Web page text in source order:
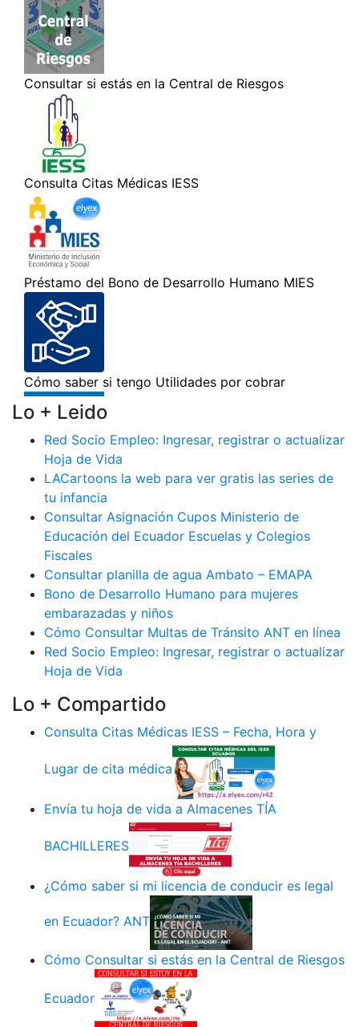
Lo + Leido
Red Socio Empleo: Ingresar, registrar o actualizar
Hoja de Vida
LACartoons la web para ver gratis las series de
tu infancia
Consultar Asignación Cupos Ministerio de
Educación del Ecuador Escuelas y Colegios
Fiscales
Consultar planilla de agua Ambato – EMAPA
Bono de Desarrollo Humano para mujeres
embarazadas y niños
Cómo Consultar Multas de Tránsito ANT en línea
Red Socio Empleo: Ingresar, registrar o actualizar
Hoja de Vida
Lo + Compartido
Consulta Citas Médicas IESS – Fecha, Hora y
Lugar de cita médica
Envía tu hoja de vida a Almacenes TÍA
BACHILLERES
¿Cómo saber si mi licencia de conducir es legal
en Ecuador? ANT
Cómo Consultar si estás en la Central de Riesgos
Ecuador